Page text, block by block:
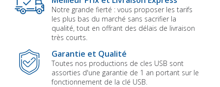
Notre grande fierté : vous proposer les tarifs
les plus bas du marché sans sacrifier la
qualité, tout en offrant des délais de livraison
très courts.
Garantie et Qualité
Toutes nos productions de cles USB sont
assorties d'une garantie de 1 an portant sur le
fonctionnement de la clé USB.